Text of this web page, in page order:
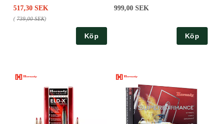
517,30 SEK
( 739,00 SEK)
Köp
999,00 SEK
Köp